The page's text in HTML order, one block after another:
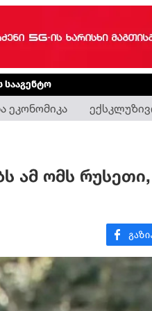
სააგენტო
ეკონომიკა
ამ ომს რუსეთი,